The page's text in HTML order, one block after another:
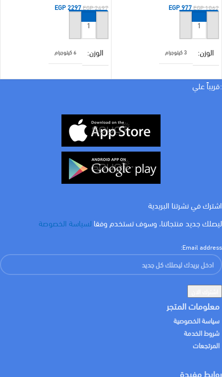
EGP1062
EGP977
إضافة إلى السلة
الوزن 3 كيلوجرام
الأبعاد 25 × 25 سنتيميتر
EGP2497
EGP2297
إضافة إلى السلة
الوزن 6 كيلوجرام
الأبعاد 25 × 25 سنتيميتر :قريباً علي
اشترك في نشرتنا البريدية
ليصلك جديد منتجاتنا، وسوف تستخدم وفقا لسياسة الخصوصة
Email address:
معلومات المتجر
سياسة الخصوصية
شروط الخدمة
المرتجعات
روابط مفيدة